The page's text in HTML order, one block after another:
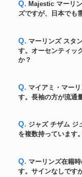
ユニフォーム
ユニフォーム
ボール
バット
Q. Majestic マーリンズ野球シャツで、MLB公式です。XXLサイ
ズですが、日本でも
Q. マーリンズ スタントン選手のユニフォームを売ろうと思いま
す。オーセンティッ
か？
Q. マイアミ・マーリンズのウィンドブレーカーですが、半袖で
す。長袖の方が流通
Q. ジャズ チザム ジュニアなどマーリンズの選手のtoppsカード
を複数持っています
Q. マーリンズ在籍時のイチロー選手のヘルメットを持っていま
す。サインなしです